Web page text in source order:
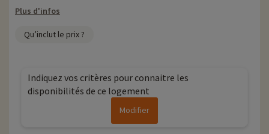
Plus d'infos
Qu’inclut le prix ?
Indiquez vos critères pour connaitre les
disponibilités de ce logement
Modifier